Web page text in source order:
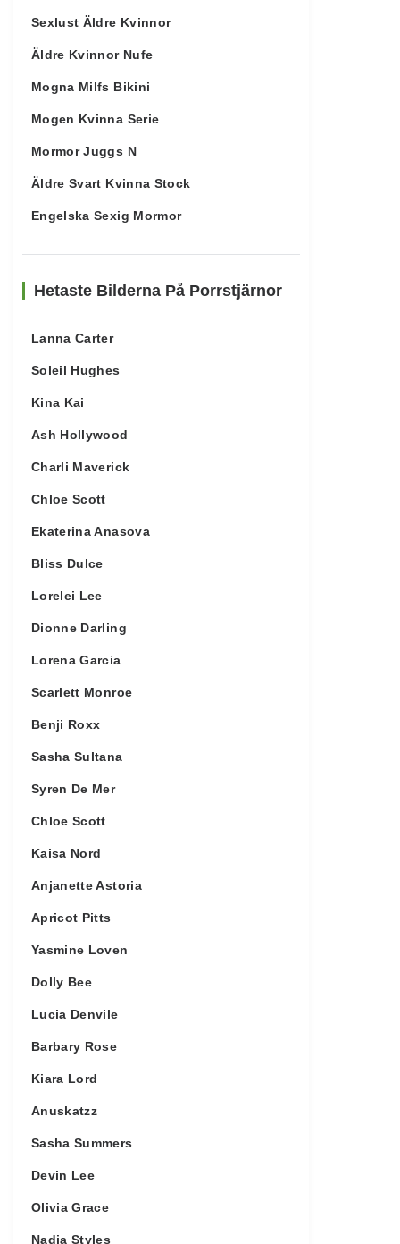
Sexlust Äldre Kvinnor
Äldre Kvinnor Nufe
Mogna Milfs Bikini
Mogen Kvinna Serie
Mormor Juggs N
Äldre Svart Kvinna Stock
Engelska Sexig Mormor
Hetaste Bilderna På Porrstjärnor
Lanna Carter
Soleil Hughes
Kina Kai
Ash Hollywood
Charli Maverick
Chloe Scott
Ekaterina Anasova
Bliss Dulce
Lorelei Lee
Dionne Darling
Lorena Garcia
Scarlett Monroe
Benji Roxx
Sasha Sultana
Syren De Mer
Chloe Scott
Kaisa Nord
Anjanette Astoria
Apricot Pitts
Yasmine Loven
Dolly Bee
Lucia Denvile
Barbary Rose
Kiara Lord
Anuskatzz
Sasha Summers
Devin Lee
Olivia Grace
Nadia Styles